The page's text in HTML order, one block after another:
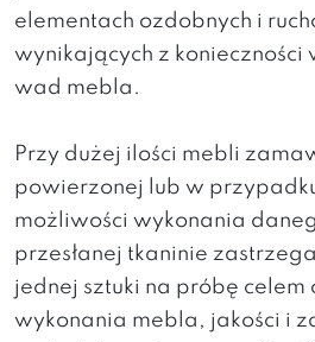
elementach ozdobnych i
wynikających z
wad mebla.
Przy dużej ilości mebli
powierzonej lub w
możliwości wykonania
przesłanej tkaninie
jednej sztuki na próbę celem
wykonania mebla, jakości i